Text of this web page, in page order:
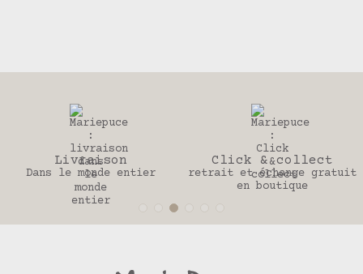
Click & collect
retrait et échange gratuit
en boutique
30 jours
Pour changer